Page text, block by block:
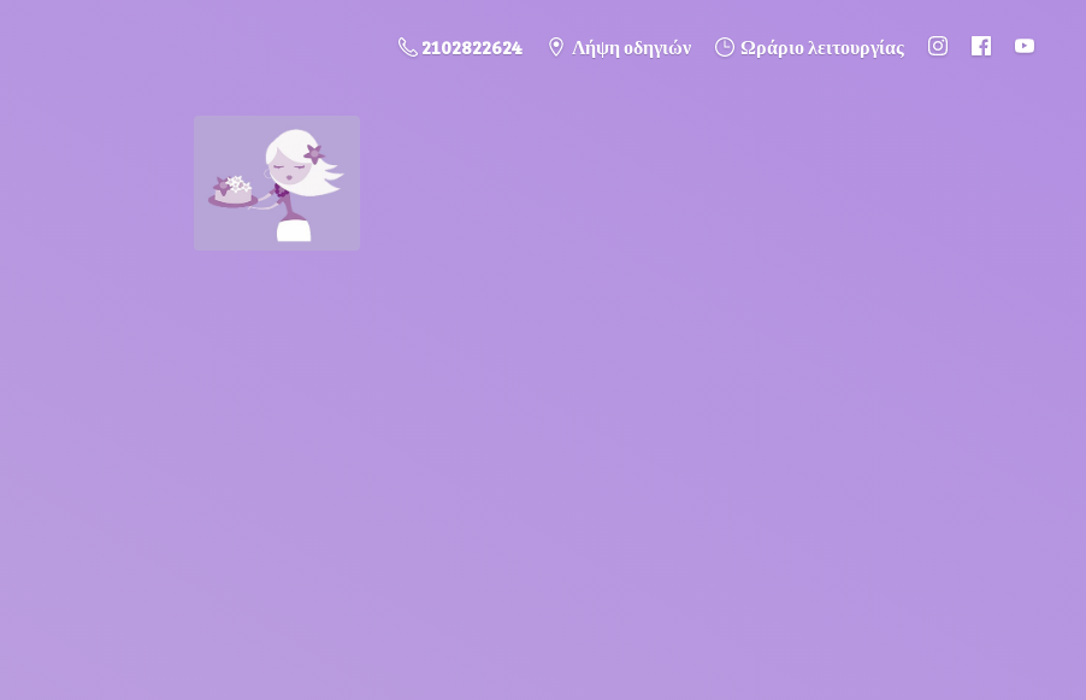
2102822624 Λήψη οδηγιών Ωράριο λειτουργίας